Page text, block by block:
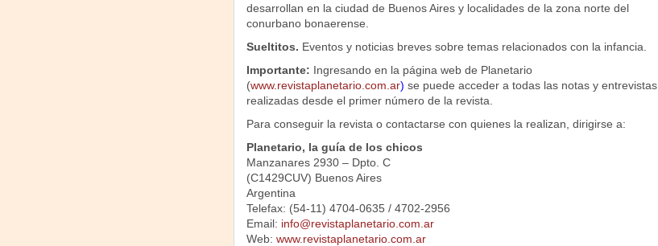
desarrollan en la ciudad de Buenos Aires y localidades de la zona norte del
conurbano bonaerense.
Sueltitos. Eventos y noticias breves sobre temas relacionados con la infancia.
Importante: Ingresando en la página web de Planetario
(www.revistaplanetario.com.ar) se puede acceder a todas las notas y entrevistas
realizadas desde el primer número de la revista.
Para conseguir la revista o contactarse con quienes la realizan, dirigirse a:
Planetario, la guía de los chicos
Manzanares 2930 – Dpto. C
(C1429CUV) Buenos Aires
Argentina
Telefax: (54-11) 4704-0635 / 4702-2956
Email: info@revistaplanetario.com.ar
Web: www.revistaplanetario.com.ar